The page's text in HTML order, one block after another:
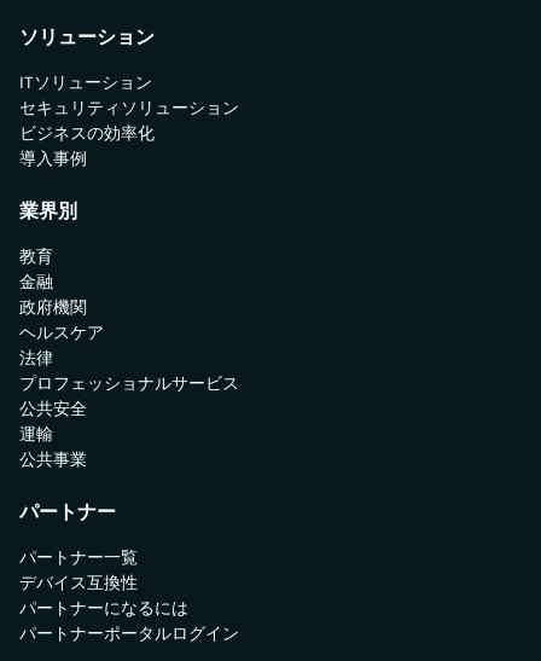
ソリューション
ITソリューション
セキュリティソリューション
ビジネスの効率化
導入事例
業界別
教育
金融
政府機関
ヘルスケア
法律
プロフェッショナルサービス
公共安全
運輸
公共事業
パートナー
パートナー一覧
デバイス互換性
パートナーになるには
パートナーポータルログイン